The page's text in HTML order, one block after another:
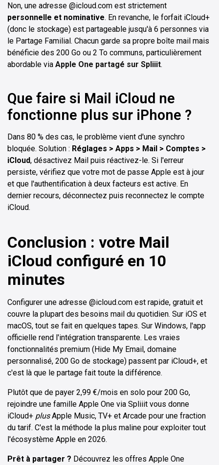
Non, une adresse @icloud.com est strictement
personnelle et nominative. En revanche, le forfait iCloud+
(donc le stockage) est partageable jusqu'à 6 personnes via
le Partage Familial. Chacun garde sa propre boîte mail mais
bénéficie des 200 Go ou 2 To communs, particulièrement
abordable via Apple One partagé sur Spliiit.
Que faire si Mail iCloud ne
fonctionne plus sur iPhone ?
Dans 80 % des cas, le problème vient d'une synchro
bloquée. Solution : Réglages > Apps > Mail > Comptes >
iCloud, désactivez Mail puis réactivez-le. Si l'erreur
persiste, vérifiez que votre mot de passe Apple est à jour
et que l'authentification à deux facteurs est active. En
dernier recours, déconnectez puis reconnectez le compte
iCloud.
Conclusion : votre Mail
iCloud configuré en 10
minutes
Configurer une adresse @icloud.com est rapide, gratuit et
couvre la plupart des besoins mail du quotidien. Sur iOS et
macOS, tout se fait en quelques tapes. Sur Windows, l'app
officielle rend l'intégration transparente. Les vraies
fonctionnalités premium (Hide My Email, domaine
personnalisé, 200 Go de stockage) passent par iCloud+, et
c'est là que le partage fait toute la différence.
Plutôt que de payer 2,99 €/mois en solo pour 200 Go,
rejoindre une famille Apple One via Spliiit vous donne
iCloud+ plusApple Music, TV+ et Arcade pour une fraction
du tarif. C'est la méthode la plus maline pour exploiter tout
l'écosystème Apple en 2026.
Prêt à partager ? Découvrez les offres Apple One